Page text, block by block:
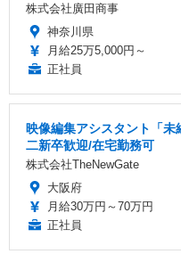
株式会社廣田商事
神奈川県
月給25万5,000円～
正社員
映像編集アシスタント「
二新卒歓迎/在宅勤務可
株式会社TheNewGate
大阪府
月給30万円～70万円
正社員